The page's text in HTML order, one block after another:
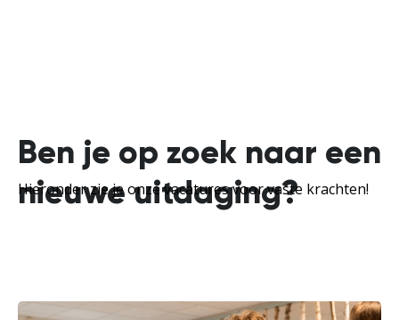
Ben je op zoek naar een
nieuwe uitdaging?
Hieronder zie je onze vacatures voor vaste krachten!